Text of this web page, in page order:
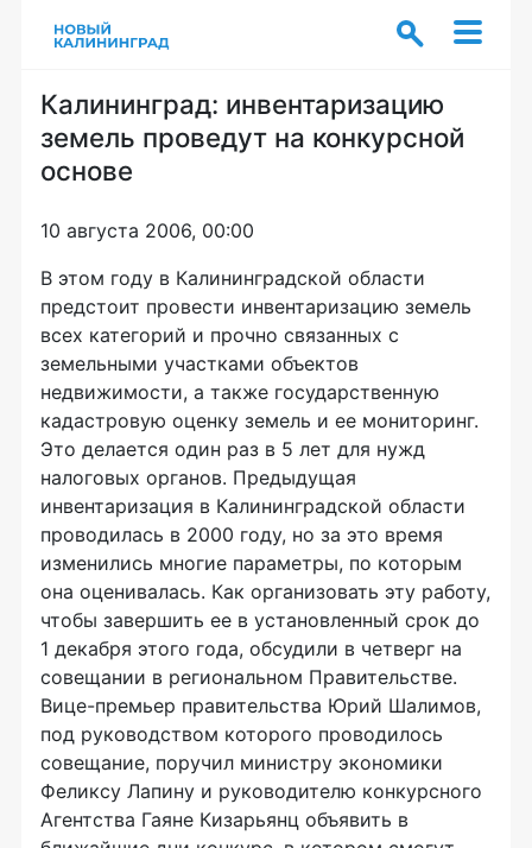
Калининград: инвентаризацию
земель проведут на конкурсной
основе
10 августа 2006, 00:00
В этом году в Калининградской области
предстоит провести инвентаризацию земель
всех категорий и прочно связанных с
земельными участками объектов
недвижимости, а также государственную
кадастровую оценку земель и ее мониторинг.
Это делается один раз в 5 лет для нужд
налоговых органов. Предыдущая
инвентаризация в Калининградской области
проводилась в 2000 году, но за это время
изменились многие параметры, по которым
она оценивалась. Как организовать эту работу,
чтобы завершить ее в установленный срок до
1 декабря этого года, обсудили в четверг на
совещании в региональном Правительстве.
Вице-премьер правительства Юрий Шалимов,
под руководством которого проводилось
совещание, поручил министру экономики
Феликсу Лапину и руководителю конкурсного
Агентства Гаяне Кизарьянц объявить в